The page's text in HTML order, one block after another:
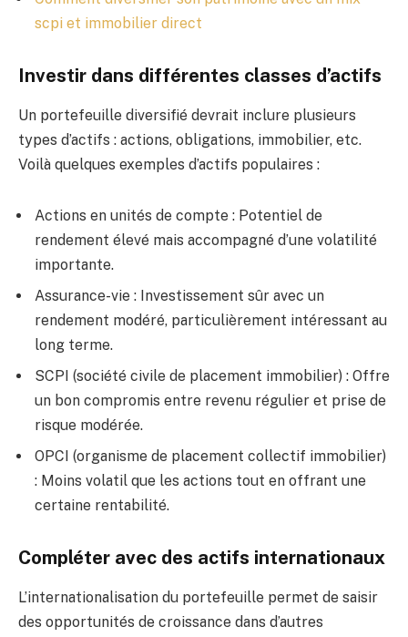
scpi et immobilier direct
Investir dans différentes classes d’actifs
Un portefeuille diversifié devrait inclure plusieurs
types d’actifs : actions, obligations, immobilier, etc.
Voilà quelques exemples d’actifs populaires :
Actions en unités de compte : Potentiel de
rendement élevé mais accompagné d’une volatilité
importante.
Assurance-vie : Investissement sûr avec un
rendement modéré, particulièrement intéressant au
long terme.
SCPI (société civile de placement immobilier) : Offre
un bon compromis entre revenu régulier et prise de
risque modérée.
OPCI (organisme de placement collectif immobilier)
: Moins volatil que les actions tout en offrant une
certaine rentabilité.
Compléter avec des actifs internationaux
L’internationalisation du portefeuille permet de saisir
des opportunités de croissance dans d’autres